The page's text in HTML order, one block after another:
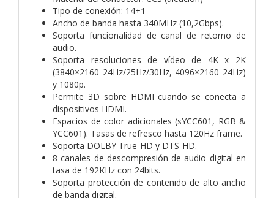
Tipo de conexión: 14+1
Ancho de banda hasta 340MHz (10,2Gbps).
Soporta funcionalidad de canal de retorno de
audio.
Soporta resoluciones de vídeo de 4K x 2K
(3840×2160 24Hz/25Hz/30Hz, 4096×2160 24Hz)
y 1080p.
Permite 3D sobre HDMI cuando se conecta a
dispositivos HDMI.
Espacios de color adicionales (sYCC601, RGB &
YCC601). Tasas de refresco hasta 120Hz frame.
Soporta DOLBY True-HD y DTS-HD.
8 canales de descompresión de audio digital en
tasa de 192KHz con 24bits.
Soporta protección de contenido de alto ancho
de banda digital.